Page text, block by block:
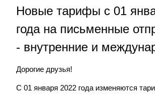
Новые тарифы с 01
года на письменные
- внутренние и
Дорогие друзья!
С 01 января 2022 года изменяются